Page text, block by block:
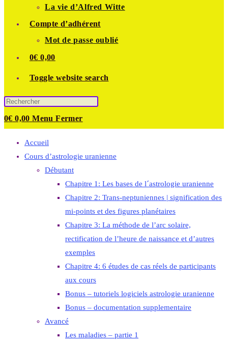
La vie d’Alfred Witte
Compte d’adhérent
Mot de passe oublié
0€ 0,00
Toggle website search
0€ 0,00 Menu Fermer
Accueil
Cours d’astrologie uranienne
Débutant
Chapitre 1: Les bases de l´astrologie uranienne
Chapitre 2: Trans-neptuniennes | signification des
mi-points et des figures planétaires
Chapitre 3: La méthode de l’arc solaire,
rectification de l’heure de naissance et d’autres
exemples
Chapitre 4: 6 études de cas réels de participants
aux cours
Bonus – tutoriels logiciels astrologie uranienne
Bonus – documentation supplementaire
Avancé
Les maladies – partie 1